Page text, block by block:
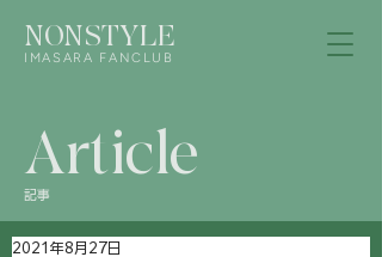
NONSTYLE
IMASARA FANCLUB
Article
記事
2021年8月27日